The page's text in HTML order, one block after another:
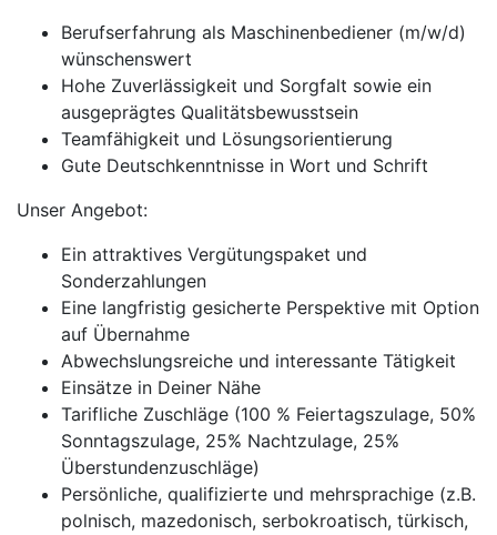
Berufserfahrung als Maschinenbediener (m/w/d)
wünschenswert
Hohe Zuverlässigkeit und Sorgfalt sowie ein
ausgeprägtes Qualitätsbewusstsein
Teamfähigkeit und Lösungsorientierung
Gute Deutschkenntnisse in Wort und Schrift
Unser Angebot:
Ein attraktives Vergütungspaket und
Sonderzahlungen
Eine langfristig gesicherte Perspektive mit Option
auf Übernahme
Abwechslungsreiche und interessante Tätigkeit
Einsätze in Deiner Nähe
Tarifliche Zuschläge (100 % Feiertagszulage, 50%
Sonntagszulage, 25% Nachtzulage, 25%
Überstundenzuschläge)
Persönliche, qualifizierte und mehrsprachige (z.B.
polnisch, mazedonisch, serbokroatisch, türkisch,